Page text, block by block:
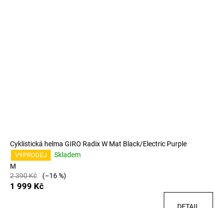
Cyklistická helma GIRO Radix W Mat Black/Electric Purple
VÝPRODEJ
Skladem
M
2 390 Kč
(–16 %)
1 999 Kč